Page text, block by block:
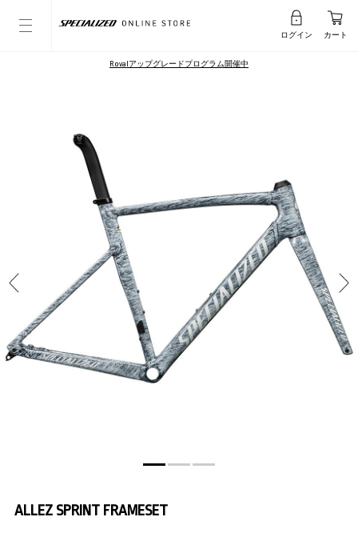
ログイン カート
Rovalアップグレードプログラム開催中
ALLEZ SPRINT FRAMESET